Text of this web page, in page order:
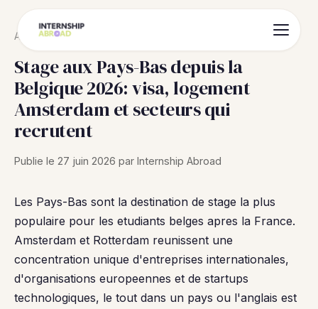
Accueil / Blog
Stage aux Pays-Bas depuis la
Belgique 2026: visa, logement
Amsterdam et secteurs qui
recrutent
Publie le 27 juin 2026 par Internship Abroad
Les Pays-Bas sont la destination de stage la plus
populaire pour les etudiants belges apres la France.
Amsterdam et Rotterdam reunissent une
concentration unique d'entreprises internationales,
d'organisations europeennes et de startups
technologiques, le tout dans un pays ou l'anglais est